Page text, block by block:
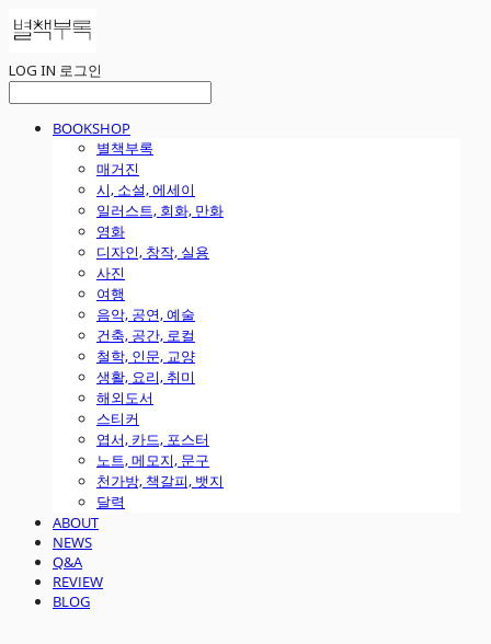
LOG IN 로그인
BOOKSHOP
별책부록
매거진
시, 소설, 에세이
일러스트, 회화, 만화
영화
디자인, 창작, 실용
사진
여행
음악, 공연, 예술
건축, 공간, 로컬
철학, 인문, 교양
생활, 요리, 취미
해외도서
스티커
엽서, 카드, 포스터
노트, 메모지, 문구
천가방, 책갈피, 뱃지
달력
ABOUT
NEWS
Q&A
REVIEW
BLOG